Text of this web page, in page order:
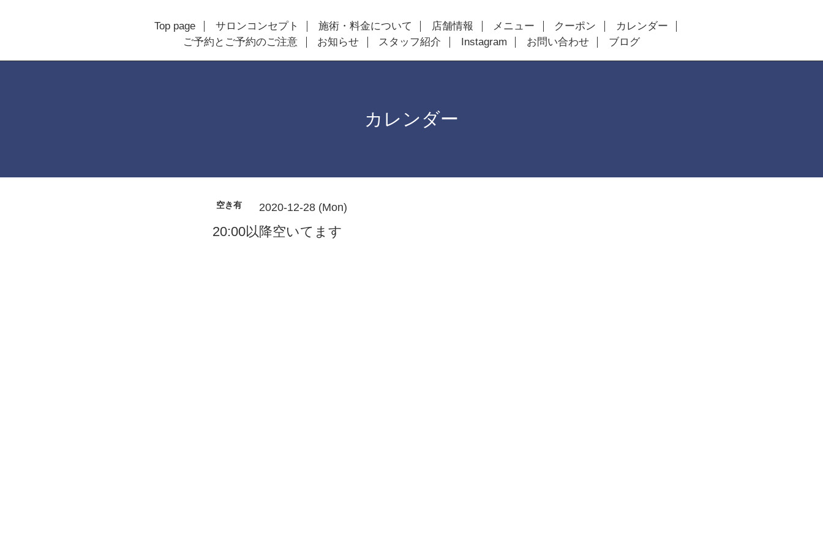
Top page サロンコンセプト 施術・料金について 店舗情報 メニュー クーポン
カレンダー
ご予約とご予約のご注意
お知らせ スタッフ紹介 Instagram お問い合わせ ブログ
カレンダー
空き有 2020-12-28 (Mon)
20:00以降空いてます